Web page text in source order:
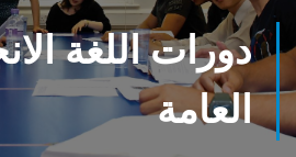
دورات اللغة
العامة